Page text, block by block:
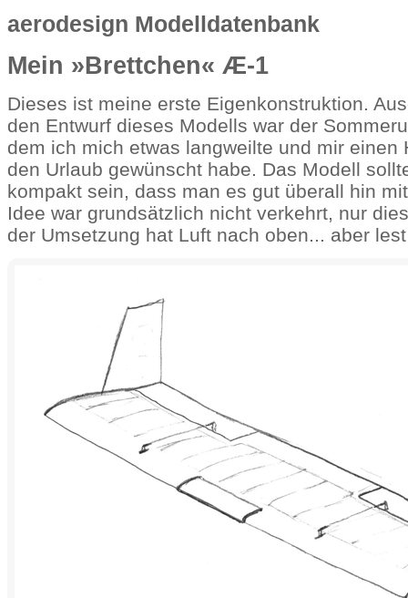
aerodesign Modelldatenbank
Mein »Brettchen« Æ-1
Dieses ist meine erste Eigenkonstruktion.
den Entwurf dieses Modells war der
dem ich mich etwas langweilte und mir einen
den Urlaub gewünscht habe. Das Modell
kompakt sein, dass man es gut überall hin
Idee war grundsätzlich nicht verkehrt, nur
der Umsetzung hat Luft nach oben... aber